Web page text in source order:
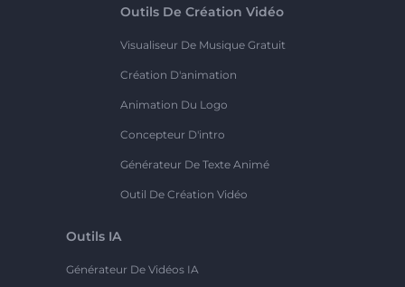
Outils De Création Vidéo
Visualiseur De Musique Gratuit
Création D'animation
Animation Du Logo
Concepteur D'intro
Générateur De Texte Animé
Outil De Création Vidéo
Outils IA
Générateur De Vidéos IA